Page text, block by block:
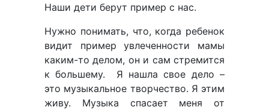
Наши дети берут пример с нас.
Нужно понимать, что, когда ребенок
видит пример увлеченности мамы
каким-то делом, он и сам стремится
к большему. Я нашла свое дело –
это музыкальное творчество. Я этим
живу. Музыка спасает меня от